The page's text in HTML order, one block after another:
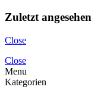
Zuletzt angesehen
Close
Close
Menu
Kategorien